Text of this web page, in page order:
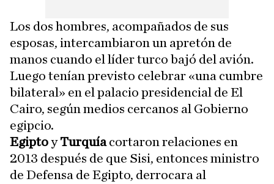
Los dos hombres, acompañados de sus
esposas, intercambiaron un apretón de
manos cuando el líder turco bajó del avión.
Luego tenían previsto celebrar «una cumbre
bilateral» en el palacio presidencial de El
Cairo, según medios cercanos al Gobierno
egipcio.
EgiptoyTurquíacortaron relaciones en
2013 después de que Sisi, entonces ministro
de Defensa de Egipto, derrocara al